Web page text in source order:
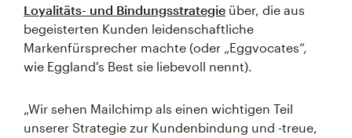
Loyalitäts- und Bindungsstrategie über, die aus
begeisterten Kunden leidenschaftliche
Markenfürsprecher machte (oder „Eggvocates“,
wie Eggland's Best sie liebevoll nennt).
„Wir sehen Mailchimp als einen wichtigen Teil
unserer Strategie zur Kundenbindung und -treue,